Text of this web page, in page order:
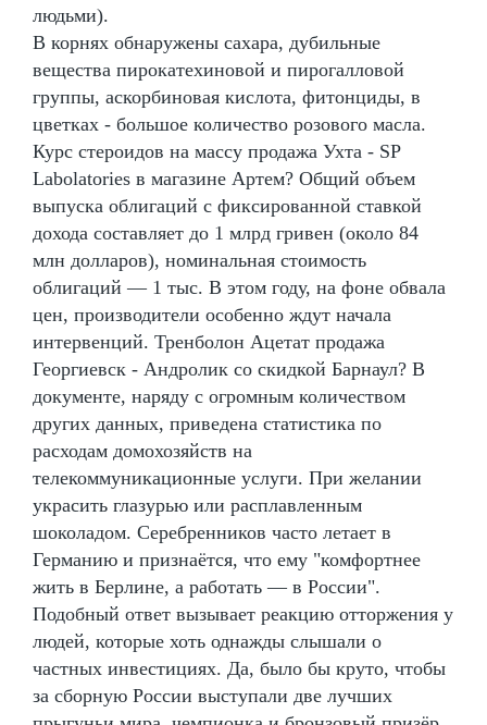
людьми).
В корнях обнаружены сахара, дубильные
вещества пирокатехиновой и пирогалловой
группы, аскорбиновая кислота, фитонциды, в
цветках - большое количество розового масла.
Курс стероидов на массу продажа Ухта - SP
Labolatories в магазине Артем? Общий объем
выпуска облигаций с фиксированной ставкой
дохода составляет до 1 млрд гривен (около 84
млн долларов), номинальная стоимость
облигаций — 1 тыс. В этом году, на фоне обвала
цен, производители особенно ждут начала
интервенций. Тренболон Ацетат продажа
Георгиевск - Андролик со скидкой Барнаул? В
документе, наряду с огромным количеством
других данных, приведена статистика по
расходам домохозяйств на
телекоммуникационные услуги. При желании
украсить глазурью или расплавленным
шоколадом. Серебренников часто летает в
Германию и признаётся, что ему "комфортнее
жить в Берлине, а работать — в России".
Подобный ответ вызывает реакцию отторжения у
людей, которые хоть однажды слышали о
частных инвестициях. Да, было бы круто, чтобы
за сборную России выступали две лучших